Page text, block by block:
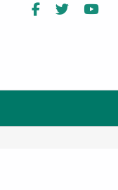
Facebook
Twitter